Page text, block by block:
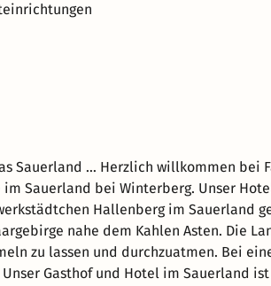
Guntermann und Ihrem
Unser Hotel liegt im ruhigem und gemütlichem
Hallenberg im Sauerland
nahe dem Kahlen Asten. Die
Bei einem Urlaub im Sauerland ist der